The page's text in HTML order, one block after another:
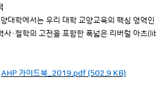
대학에서는 우리 대학 교양교육의 핵심 영역
사·철학의 고전을 포함한 폭넓은 리버럴 아츠
AHP 가이드북_2019.pdf (502.9 KB)